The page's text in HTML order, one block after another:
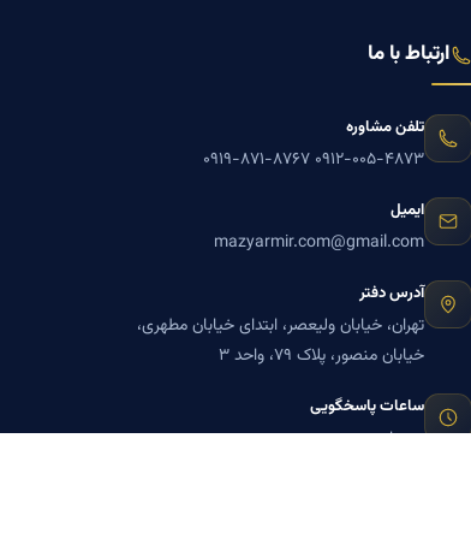
ارتباط با ما
تلفن مشاوره
۰۹۱۲-۰۰۵-۴۸۷۳ ۰۹۱۹-۸۷۱-۸۷۶۷
ایمیل
mazyarmir.com@gmail.com
آدرس دفتر
تهران، خیابان ولیعصر، ابتدای خیابان مطهری،
خیابان منصور، پلاک ۷۹، واحد ۳
ساعات پاسخگویی
روزهای زوج